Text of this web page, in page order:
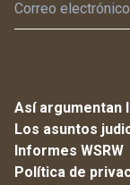
Así argumentan
Los asuntos
Informes WSRW
Política de